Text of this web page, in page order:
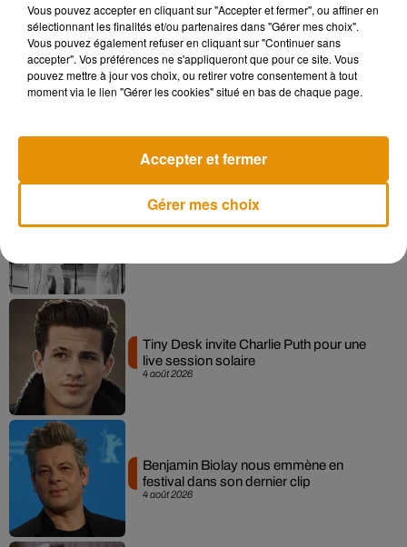
ennuyeuses qui accompagnent les relations, tout en me
permettant de soulager le sentiment de solitude des gens"
a-t-il déclaré auMainichi newspaper.
Après le film, bientôt une docu-série sur
4 août 2026
Tiny Desk invite Charlie Puth pour une
live session solaire
4 août 2026
Benjamin Biolay nous emmène en
festival dans son dernier clip
Vous pouvez accepter en cliquant sur "Accepter et fermer", ou affiner en
sélectionnant les finalités et/ou partenaires dans "Gérer mes choix".
Vous pouvez également refuser en cliquant sur "Continuer sans
accepter". Vos préférences ne s'appliqueront que pour ce site. Vous
pouvez mettre à jour vos choix, ou retirer votre consentement à tout
moment via le lien "Gérer les cookies" situé en bas de chaque page.
Gérer mes choix
Accepter et fermer